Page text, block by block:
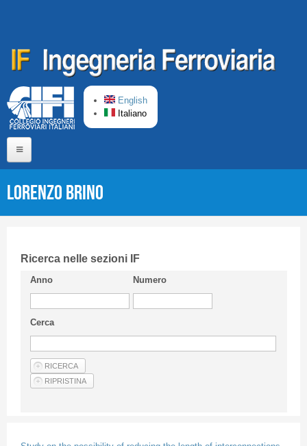
English
Italiano
CIFI in breve
Linee Guida
Privacy Policy
Articoli
Lorenzo BRINO
Ricerca nelle sezioni IF
Anno Numero
Cerca